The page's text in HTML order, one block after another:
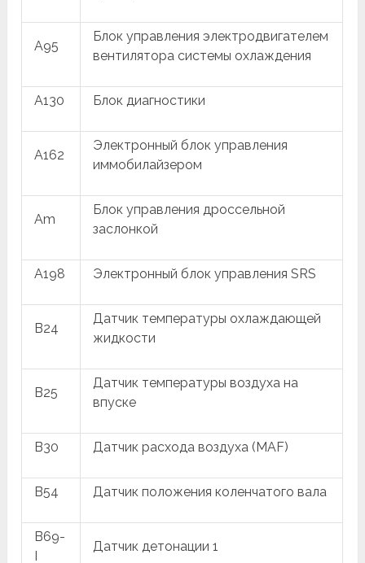
A95
Блок управления электродвигателем
вентилятора системы охлаждения
A130 Блок диагностики
A162
Электронный блок управления
иммобилайзером
Am
Блок управления дроссельной
заслонкой
A198 Электронный блок управления SRS
B24
Датчик температуры охлаждающей
жидкости
B25
Датчик температуры воздуха на
впуске
B30 Датчик расхода воздуха (MAF)
B54 Датчик положения коленчатого вала
B69-
I
Датчик детонации 1